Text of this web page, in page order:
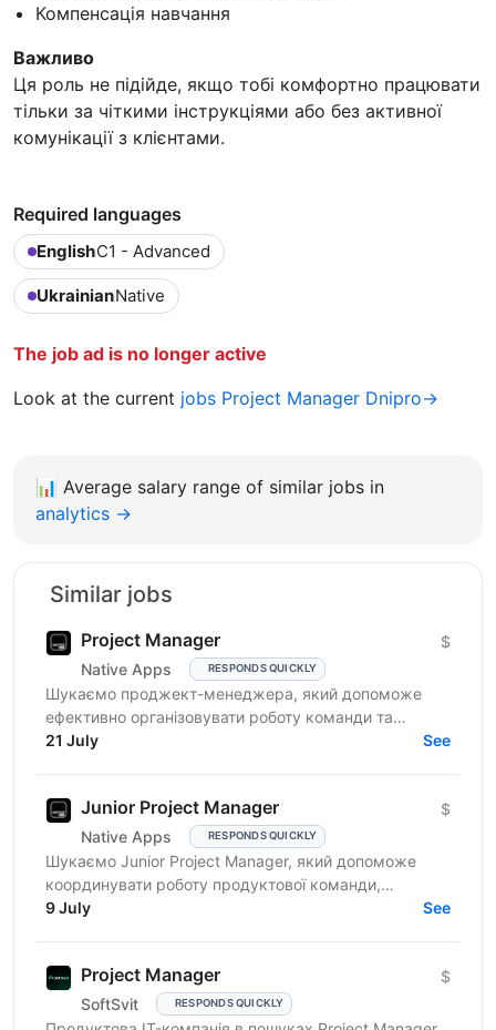
Компенсація навчання
Важливо
Ця роль не підійде, якщо тобі комфортно працювати
тільки за чіткими інструкціями або без активної
комунікації з клієнтами.
Required languages
EnglishC1 - Advanced
UkrainianNative
The job ad is no longer active
Look at the current jobs Project Manager Dnipro→
📊 Average salary range of similar jobs in
analytics →
Similar jobs
Project Manager
Native Apps RESPONDS QUICKLY
$
Шукаємо проджект-менеджера, який допоможе
ефективно організовувати роботу команди та
реалізовувати проєкти. Очікування від кандидата:
21 July See
Junior Project Manager
Native Apps RESPONDS QUICKLY
$
Шукаємо Junior Project Manager, який допоможе
координувати роботу продуктової команди,
операційного відділу та команди контенту, щоб
9 July See
Project Manager
SoftSvit RESPONDS QUICKLY
$